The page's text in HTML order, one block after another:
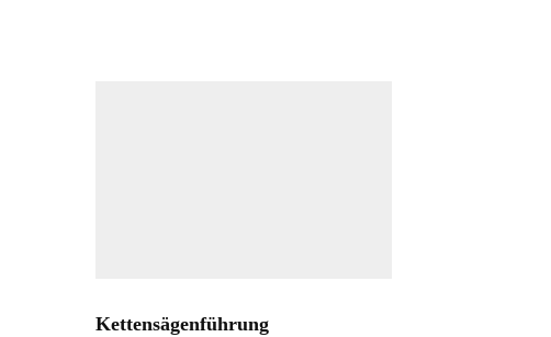
Kettensägenführung